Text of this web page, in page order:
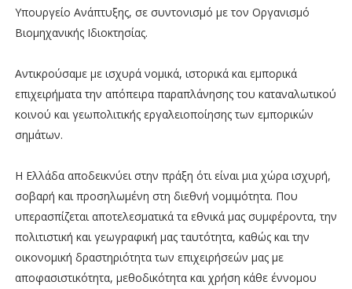
Υπουργείο Ανάπτυξης, σε συντονισμό με τον Οργανισμό
Βιομηχανικής Ιδιοκτησίας.
Αντικρούσαμε με ισχυρά νομικά, ιστορικά και εμπορικά
επιχειρήματα την απόπειρα παραπλάνησης του καταναλωτικού
κοινού και γεωπολιτικής εργαλειοποίησης των εμπορικών
σημάτων.
Η Ελλάδα αποδεικνύει στην πράξη ότι είναι μια χώρα ισχυρή,
σοβαρή και προσηλωμένη στη διεθνή νομιμότητα. Που
υπερασπίζεται αποτελεσματικά τα εθνικά μας συμφέροντα, την
πολιτιστική και γεωγραφική μας ταυτότητα, καθώς και την
οικονομική δραστηριότητα των επιχειρήσεών μας με
αποφασιστικότητα, μεθοδικότητα και χρήση κάθε έννομου